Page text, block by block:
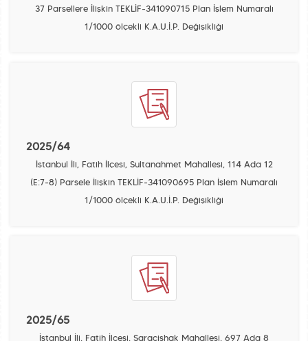
37 Parsellere İlişkin TEKLİF-341090715 Plan İşlem Numaralı
1/1000 ölçekli K.A.U.İ.P. Değişikliği
2025/64
İstanbul İli, Fatih İlçesi, Sultanahmet Mahallesi, 114 Ada 12
(E:7-8) Parsele İlişkin TEKLİF-341090695 Plan İşlem Numaralı
1/1000 ölçekli K.A.U.İ.P. Değişikliği
2025/65
İstanbul İli, Fatih İlçesi, Saraçishak Mahallesi, 697 Ada 8